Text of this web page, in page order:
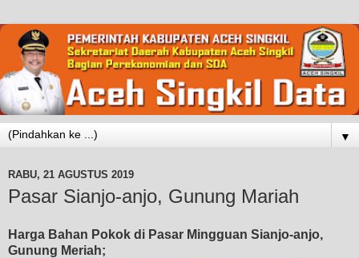
▼
RABU, 21 AGUSTUS 2019
Pasar Sianjo-anjo, Gunung Mariah
Harga Bahan Pokok di Pasar Mingguan Sianjo-anjo,
Gunung Meriah;